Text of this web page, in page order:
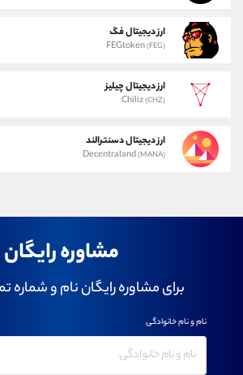
ارز دیجیتال فگ
FEGtoken(FEG)
ارز دیجیتال چیلیز
Chiliz(CHZ)
ارز دیجیتال دسنترالند
Decentraland(MANA)
مشاوره رایگان
برای مشاوره رایگان نام و شماره
نام و نام خانوادگی